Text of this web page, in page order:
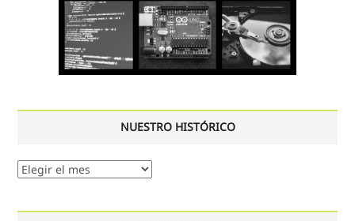
NUESTRO HISTÓRICO
Nuestro